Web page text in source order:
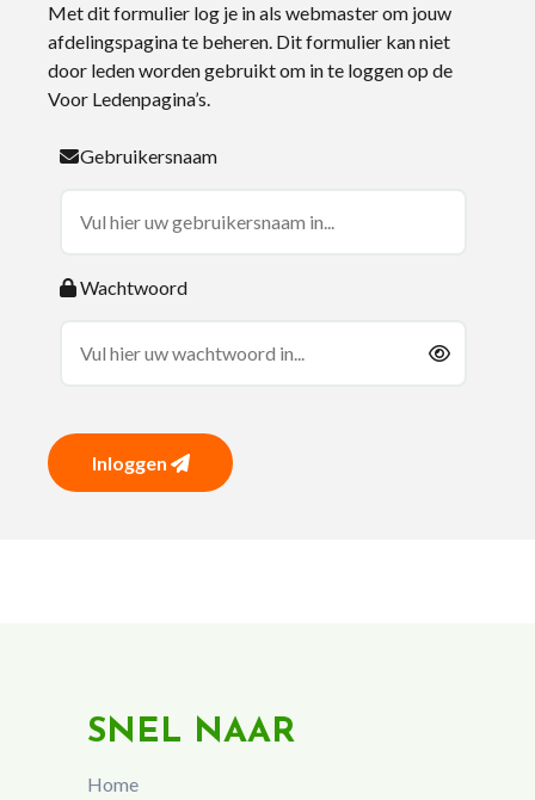
Met dit formulier log je in als webmaster om jouw
afdelingspagina te beheren. Dit formulier kan niet
door leden worden gebruikt om in te loggen op de
Voor Ledenpagina’s.
Gebruikersnaam
Wachtwoord
Inloggen
SNEL NAAR
Home